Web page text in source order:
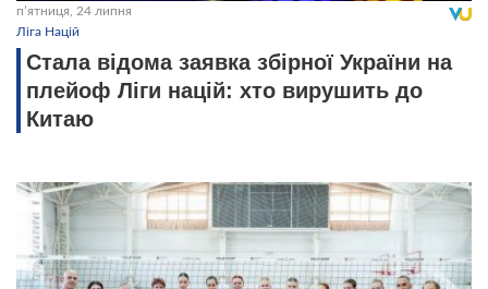
пʼятниця, 24 липня
Ліга Націй
Стала відома заявка збірної України на
плейоф Ліги націй: хто вирушить до
Китаю